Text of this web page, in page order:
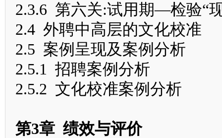
2.3.6 第六关:试用期—检验“
2.4 外聘中高层的文化校准
2.5 案例呈现及案例分析
2.5.1 招聘案例分析
2.5.2 文化校准案例分析
第3章 绩效与评价